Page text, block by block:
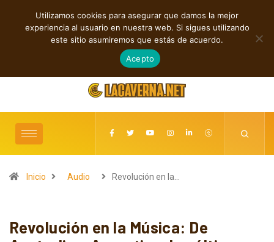
TENDENCIAS
Rock, folk e indie: cuatro estrenos independientes por descubrir
agosto 7, 2026
Inicio Audio Revolución en la…
Revolución en la Música: De
Utilizamos cookies para asegurar que damos la mejor
experiencia al usuario en nuestra web. Si sigues utilizando
este sitio asumiremos que estás de acuerdo.
Acepto